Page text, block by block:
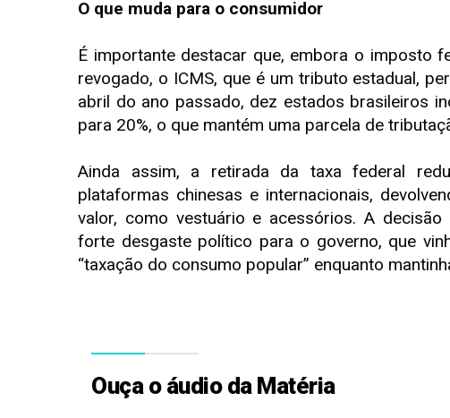
O que muda para o consumidor
É importante destacar que, embora o imposto
revogado, o ICMS, que é um tributo estadual,
abril do ano passado, dez estados brasileiros
para 20%, o que mantém uma parcela de
Ainda assim, a retirada da taxa federal
plataformas chinesas e internacionais,
valor, como vestuário e acessórios. A
forte desgaste político para o governo, que
“taxação do consumo popular” enquanto
Ouça o áudio da Matéria